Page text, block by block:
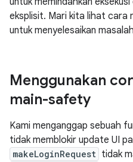
eksplisit. Mari kita lihat cara
untuk menyelesaikan
Menggunakan
main-safety
Kami menganggap sebuah
tidak memblokir update UI
makeLoginRequest tidak